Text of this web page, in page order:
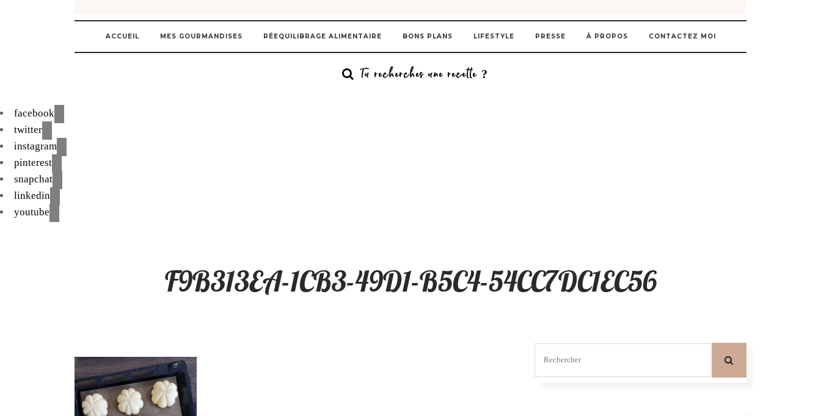
ACCUEIL MES GOURMANDISES RÉEQUILIBRAGE ALIMENTAIRE BONS PLANS LIFESTYLE PRESSE À PROPOS CONTACTEZ MOI
facebook
twitter
instagram
pinterest
snapchat
linkedin
youtube
F9B313EA-1CB3-49D1-B5C4-54CC7DC1EC56